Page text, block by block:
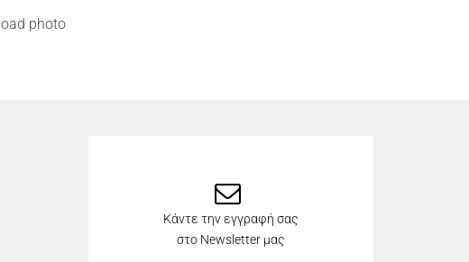
photo
Κάντε την εγγραφή σας
στο Newsletter μας